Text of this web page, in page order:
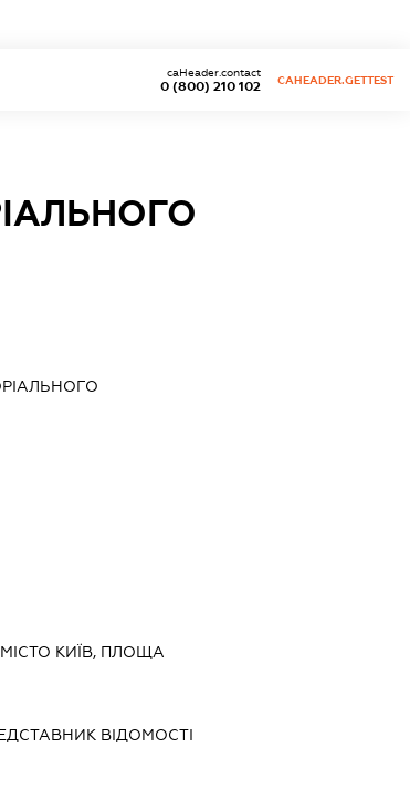
0 (800) 210 102
caHeader.contact
CAHEADER.GETTEST
МІСТО КИЇВ, ПЛОЩА
ВІДОМОСТІ